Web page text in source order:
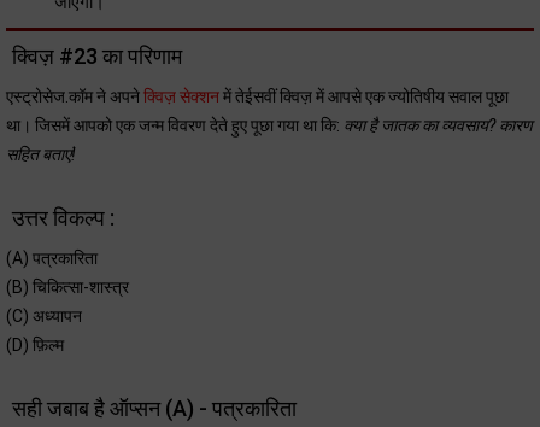
क्विज़ #23 का परिणाम
एस्ट्रोसेज.कॉम ने अपनेक्विज़ सेक्शनमें तेईसवीं क्विज़ में आपसे एक ज्योतिषीय सवाल पूछा
था। जिसमें आपको एक जन्म विवरण देते हुए पूछा गया था कि: क्या है जातक का व्यवसाय? कारण
सहित बताएं!
उत्तर विकल्प :
(A) पत्रकारिता
(B) चिकित्सा-शास्त्र
(C) अध्यापन
(D) फ़िल्म
सही जबाब है ऑप्सन (A) - पत्रकारिता